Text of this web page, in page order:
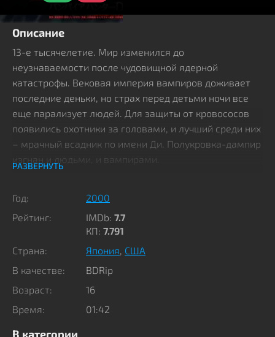
Описание
13-е тысячелетие. Мир изменился до
неузнаваемости после чудовищной ядерной
катастрофы. Вековая империя вампиров доживает
последние деньки, но страх перед детьми ночи все
еще парализует людей. Для защиты от кровососов
появились охотники за головами, и лучший среди них
– мрачный всадник по имени Ди. Полукровка-дампир
изгнан и людьми, и вампирами.
доверяют. Например, денежки платят лишь после
завершения заказа. Дочь влиятельного аристократа
Шарлотту похищает барон Майер Линг. Богатый
папаша в ярости, он стремится всеми правдами и
неправдами вернуть дочь живой, пока та не
подстраховки подключает банду отморозков из
группировки «Братья Маркус». Команда конкурентов
ни перед чем не остановится ради наживы, для них
РАЗВЕРНУТЬ
Год:
2000
Рейтинг:
IMDb: 7.7
КП: 7.791
Страна:
Япония, США
В качестве:
BDRip
Возраст:
16
Время:
01:42
В категории